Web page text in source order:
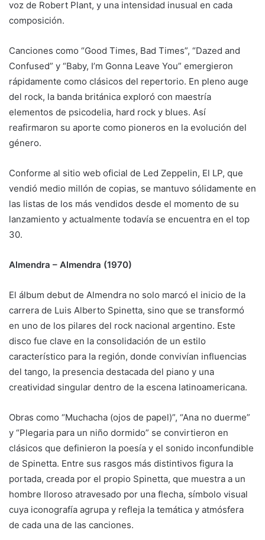
voz de Robert Plant, y una intensidad inusual en cada
composición.
Canciones como “Good Times, Bad Times”, “Dazed and
Confused” y “Baby, I’m Gonna Leave You” emergieron
rápidamente como clásicos del repertorio. En pleno auge
del rock, la banda británica exploró con maestría
elementos de psicodelia, hard rock y blues. Así
reafirmaron su aporte como pioneros en la evolución del
género.
Conforme al sitio web oficial de Led Zeppelin, El LP, que
vendió medio millón de copias, se mantuvo sólidamente en
las listas de los más vendidos desde el momento de su
lanzamiento y actualmente todavía se encuentra en el top
30.
Almendra – Almendra (1970)
El álbum debut de Almendra no solo marcó el inicio de la
carrera de Luis Alberto Spinetta, sino que se transformó
en uno de los pilares del rock nacional argentino. Este
disco fue clave en la consolidación de un estilo
característico para la región, donde convivían influencias
del tango, la presencia destacada del piano y una
creatividad singular dentro de la escena latinoamericana.
Obras como “Muchacha (ojos de papel)”, “Ana no duerme”
y “Plegaria para un niño dormido” se convirtieron en
clásicos que definieron la poesía y el sonido inconfundible
de Spinetta. Entre sus rasgos más distintivos figura la
portada, creada por el propio Spinetta, que muestra a un
hombre lloroso atravesado por una flecha, símbolo visual
cuya iconografía agrupa y refleja la temática y atmósfera
de cada una de las canciones.